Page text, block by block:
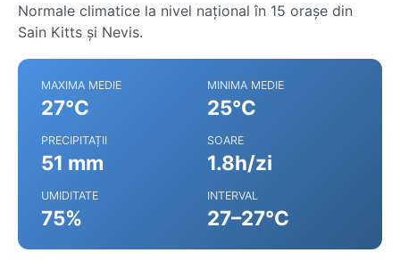
Normale climatice la nivel național în 15 orașe din
Sain Kitts și Nevis.
MAXIMA MEDIE
27°C
MINIMA MEDIE
25°C
PRECIPITAȚII
51 mm
SOARE
1.8h/zi
UMIDITATE
75%
INTERVAL
27–27°C